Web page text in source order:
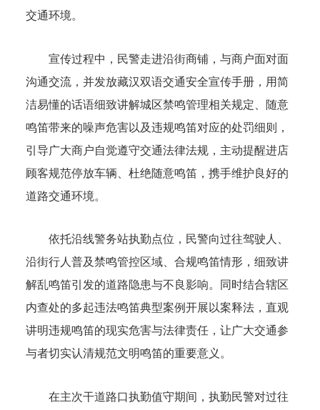
交通环境。
宣传过程中，民警走进沿街商铺，与商户面对面
沟通交流，并发放藏汉双语交通安全宣传手册，用简
洁易懂的话语细致讲解城区禁鸣管理相关规定、随意
鸣笛带来的噪声危害以及违规鸣笛对应的处罚细则，
引导广大商户自觉遵守交通法律法规，主动提醒进店
顾客规范停放车辆、杜绝随意鸣笛，携手维护良好的
道路交通环境。
依托沿线警务站执勤点位，民警向过往驾驶人、
沿街行人普及禁鸣管控区域、合规鸣笛情形，细致讲
解乱鸣笛引发的道路隐患与不良影响。同时结合辖区
内查处的多起违法鸣笛典型案例开展以案释法，直观
讲明违规鸣笛的现实危害与法律责任，让广大交通参
与者切实认清规范文明鸣笛的重要意义。
在主次干道路口执勤值守期间，执勤民警对过往